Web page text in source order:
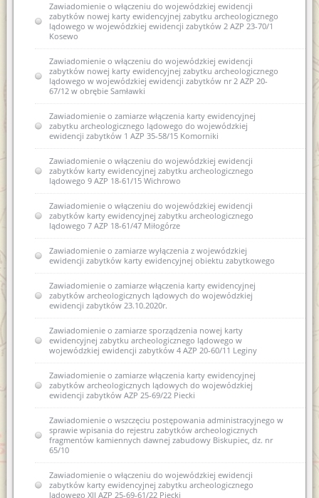
Zawiadomienie o włączeniu do wojewódzkiej ewidencji
zabytków nowej karty ewidencyjnej zabytku archeologicznego
lądowego w wojewódzkiej ewidencji zabytków 2 AZP 23-70/1
Kosewo
Zawiadomienie o włączeniu do wojewódzkiej ewidencji
zabytków nowej karty ewidencyjnej zabytku archeologicznego
lądowego w wojewódzkiej ewidencji zabytków nr 2 AZP 20-
67/12 w obrębie Samławki
Zawiadomienie o zamiarze włączenia karty ewidencyjnej
zabytku archeologicznego lądowego do wojewódzkiej
ewidencji zabytków 1 AZP 35-58/15 Komorniki
Zawiadomienie o włączeniu do wojewódzkiej ewidencji
zabytków karty ewidencyjnej zabytku archeologicznego
lądowego 9 AZP 18-61/15 Wichrowo
Zawiadomienie o włączeniu do wojewódzkiej ewidencji
zabytków karty ewidencyjnej zabytku archeologicznego
lądowego 7 AZP 18-61/47 Miłogórze
Zawiadomienie o zamiarze wyłączenia z wojewódzkiej
ewidencji zabytków karty ewidencyjnej obiektu zabytkowego
Zawiadomienie o zamiarze włączenia karty ewidencyjnej
zabytków archeologicznych lądowych do wojewódzkiej
ewidencji zabytków 23.10.2020r.
Zawiadomienie o zamiarze sporządzenia nowej karty
ewidencyjnej zabytku archeologicznego lądowego w
wojewódzkiej ewidencji zabytków 4 AZP 20-60/11 Leginy
Zawiadomienie o zamiarze włączenia karty ewidencyjnej
zabytków archeologicznych lądowych do wojewódzkiej
ewidencji zabytków AZP 25-69/22 Piecki
Zawiadomienie o wszczęciu postępowania administracyjnego w
sprawie wpisania do rejestru zabytków archeologicznych
fragmentów kamiennych dawnej zabudowy Biskupiec, dz. nr
65/10
Zawiadomienie o włączeniu do wojewódzkiej ewidencji
zabytków karty ewidencyjnej zabytku archeologicznego
lądowego XII AZP 25-69-61/22 Piecki